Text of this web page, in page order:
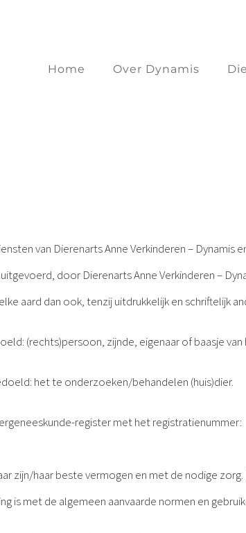
Home Over Dynamis
van Dierenarts Anne Verkinderen – Dynamis
door Dierenarts Anne Verkinderen –
aard dan ook, tenzij uitdrukkelijk en schriftelijk
(rechts)persoon, zijnde, eigenaar of baasje van
het te onderzoeken/behandelen (huis)dier.
register met het registratienummer:
zijn/haar beste vermogen en met de nodige
met de algemeen aanvaarde normen en